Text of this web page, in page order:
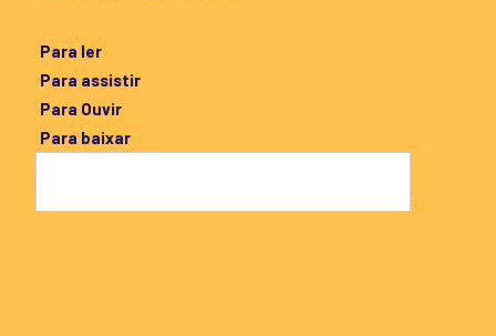
Para ler
Para assistir
Para Ouvir
Para baixar